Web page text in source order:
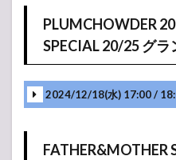
PLUMCHOWDER
SPECIAL 20/25 グ
2024/12/18(水) 17:00 /
FATHER&MOTHER